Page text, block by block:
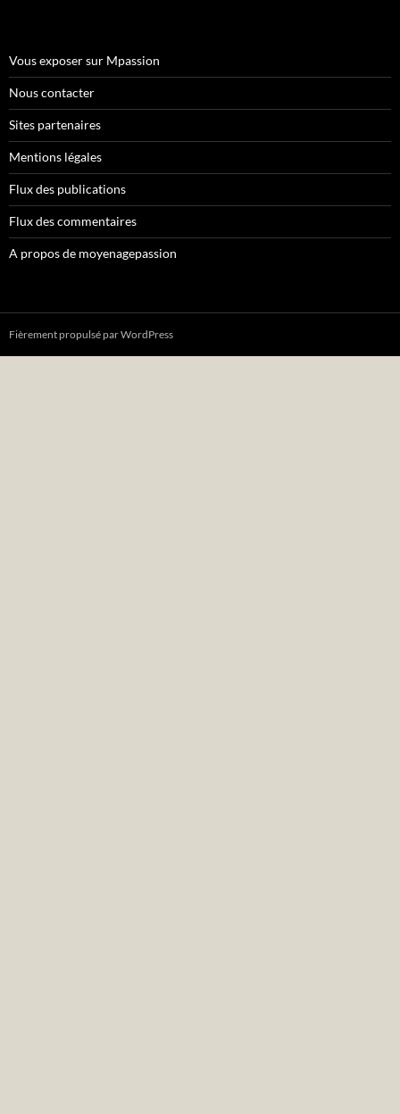
Vous exposer sur Mpassion
Nous contacter
Sites partenaires
Mentions légales
Flux des publications
Flux des commentaires
A propos de moyenagepassion
Fièrement propulsé par WordPress